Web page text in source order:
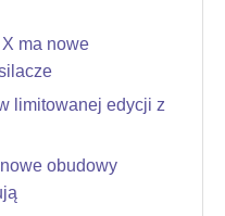
ma nowe
limitowanej edycji z
obudowy